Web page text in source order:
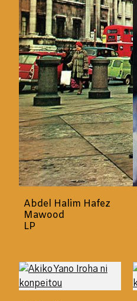
Abdel Halim Hafez
Mawood
LP